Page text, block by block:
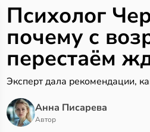
Психолог
почему с
перестаём
Эксперт дала рекомендации,
Анна Писарева
Автор